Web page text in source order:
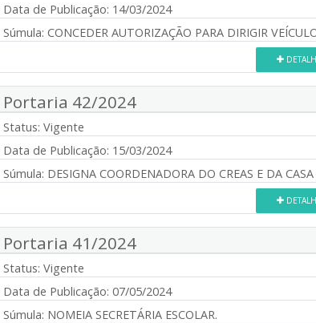
Data de Publicação: 14/03/2024
Súmula: CONCEDER AUTORIZAÇÃO PARA DIRIGIR
Portaria 42/2024
Status: Vigente
Data de Publicação: 15/03/2024
Súmula: DESIGNA COORDENADORA DO CREAS E DA CASA
Portaria 41/2024
Status: Vigente
Data de Publicação: 07/05/2024
Súmula: NOMEIA SECRETÁRIA ESCOLAR.